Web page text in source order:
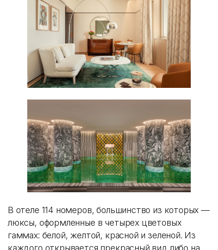
В отеле 114 номеров, большинство из которых —
люксы, оформленные в четырех цветовых
гаммах: белой, желтой, красной и зеленой. Из
каждого открывается прекрасный вид либо на